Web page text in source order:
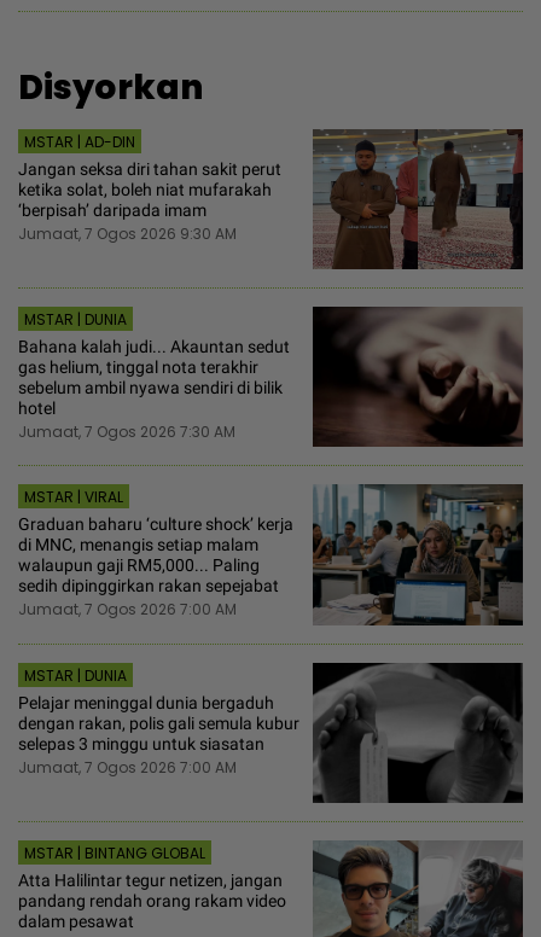
Disyorkan
MSTAR | AD-DIN
Jangan seksa diri tahan sakit perut
ketika solat, boleh niat mufarakah
‘berpisah’ daripada imam
Jumaat, 7 Ogos 2026 9:30 AM
MSTAR | DUNIA
Bahana kalah judi... Akauntan sedut
gas helium, tinggal nota terakhir
sebelum ambil nyawa sendiri di bilik
hotel
Jumaat, 7 Ogos 2026 7:30 AM
MSTAR | VIRAL
Graduan baharu ‘culture shock’ kerja
di MNC, menangis setiap malam
walaupun gaji RM5,000... Paling
sedih dipinggirkan rakan sepejabat
Jumaat, 7 Ogos 2026 7:00 AM
MSTAR | DUNIA
Pelajar meninggal dunia bergaduh
dengan rakan, polis gali semula kubur
selepas 3 minggu untuk siasatan
Jumaat, 7 Ogos 2026 7:00 AM
MSTAR | BINTANG GLOBAL
Atta Halilintar tegur netizen, jangan
pandang rendah orang rakam video
dalam pesawat